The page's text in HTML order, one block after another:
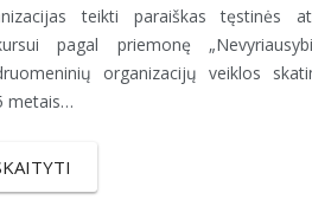
teikti paraiškas tęstinės
pagal priemonę
organizacijų veiklos
metais…